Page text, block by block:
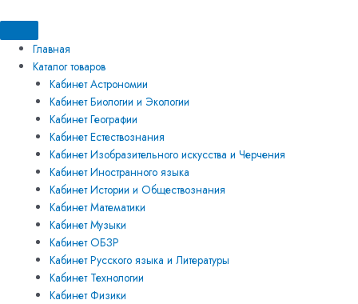
к
содержимому
Главная
Каталог товаров
Кабинет Астрономии
Кабинет Биологии и Экологии
Кабинет Географии
Кабинет Естествознания
Кабинет Изобразительного искусства и Черчения
Кабинет Иностранного языка
Кабинет Истории и Обществознания
Кабинет Математики
Кабинет Музыки
Кабинет ОБЗР
Кабинет Русского языка и Литературы
Кабинет Технологии
Кабинет Физики
товара
Модель-
аппликация
демонстрационная
обучению
русского